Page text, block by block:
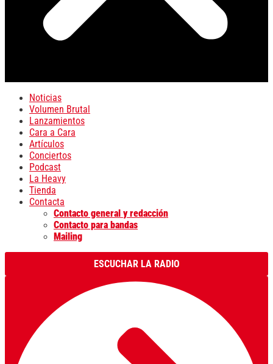
Noticias
Volumen Brutal
Lanzamientos
Cara a Cara
Artículos
Conciertos
Podcast
La Heavy
Tienda
Contacta
Contacto general y redacción
Contacto para bandas
Mailing
ESCUCHAR LA RADIO